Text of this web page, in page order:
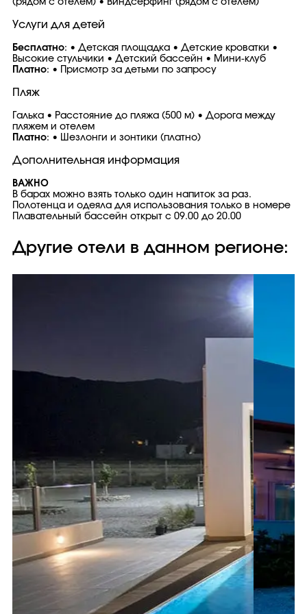
(рядом с отелем) • Виндсерфинг (рядом с отелем)
Услуги для детей
Бесплатно: • Детская площадка • Детские кроватки •
Высокие стульчики • Детский бассейн • Мини-клуб
Платно: • Присмотр за детьми по запросу
Пляж
Галька • Расстояние до пляжа (500 м) • Дорога между
пляжем и отелем
Платно: • Шезлонги и зонтики (платно)
Дополнительная информация
ВАЖНО
В барах можно взять только один напиток за раз.
Полотенца и одеяла для использования только в номере
Плавательный бассейн открыт с 09.00 до 20.00
Другие отели в данном регионе: